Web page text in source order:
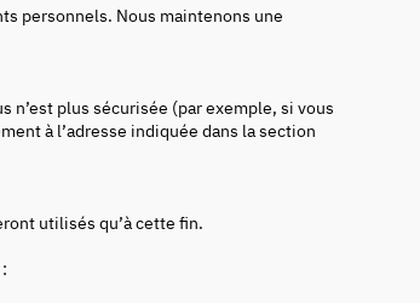
personnels. Nous maintenons une
n’est plus sécurisée (par exemple, si vous
à l’adresse indiquée dans la section
utilisés qu’à cette fin.